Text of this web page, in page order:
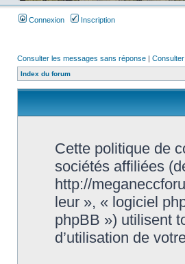
Connexion Inscription
Consulter les messages sans réponse |
Index du forum
Cette politique de
sociétés affiliées
http://
leur », « logiciel
phpBB ») utilisent
d’utilisation de